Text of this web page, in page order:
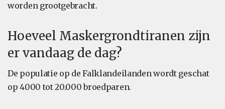
worden grootgebracht.
Hoeveel Maskergrondtiranen zijn
er vandaag de dag?
De populatie op de Falklandeilanden wordt geschat
op 4000 tot 20.000 broedparen.